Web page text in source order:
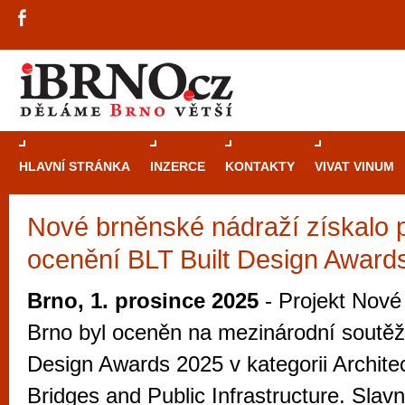
HLAVNÍ STRÁNKA INZERCE KONTAKTY VIVAT VINUM
Nové brněnské nádraží získalo
ocenění BLT Built Design
Brno, 1. prosince 2025 - Projekt
Brno byl oceněn na mezinárodní
Design Awards 2025 v kategorii
Bridges and Public Infrastructure.
Průvodce
Brně: Od
Brno je
zajímavé
restaurace,
Mimo jiné je ale také místem, kde si